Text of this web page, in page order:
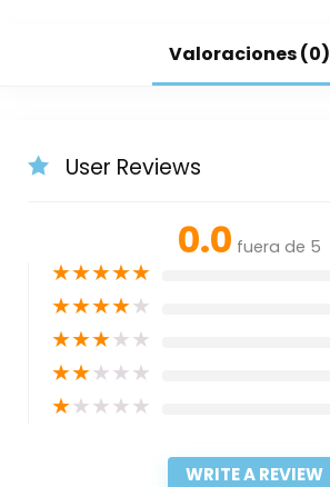
Valoraciones (0)
User Reviews
0.0 fuera de 5
★★★★★
★★★★★
★★★★★
★★★★★
★★★★★
WRITE A REVIEW